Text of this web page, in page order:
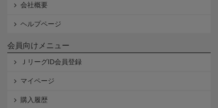
会社概要
ヘルプページ
会員向けメニュー
ＪリーグID会員登録
マイページ
購入履歴